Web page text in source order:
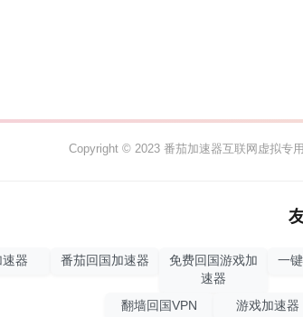
Copyright © 2023 番茄加速器互联网虚拟专
速器 番茄回国加速器
免费回国游戏加
速器
一
翻墙回国VPN 游戏加速器